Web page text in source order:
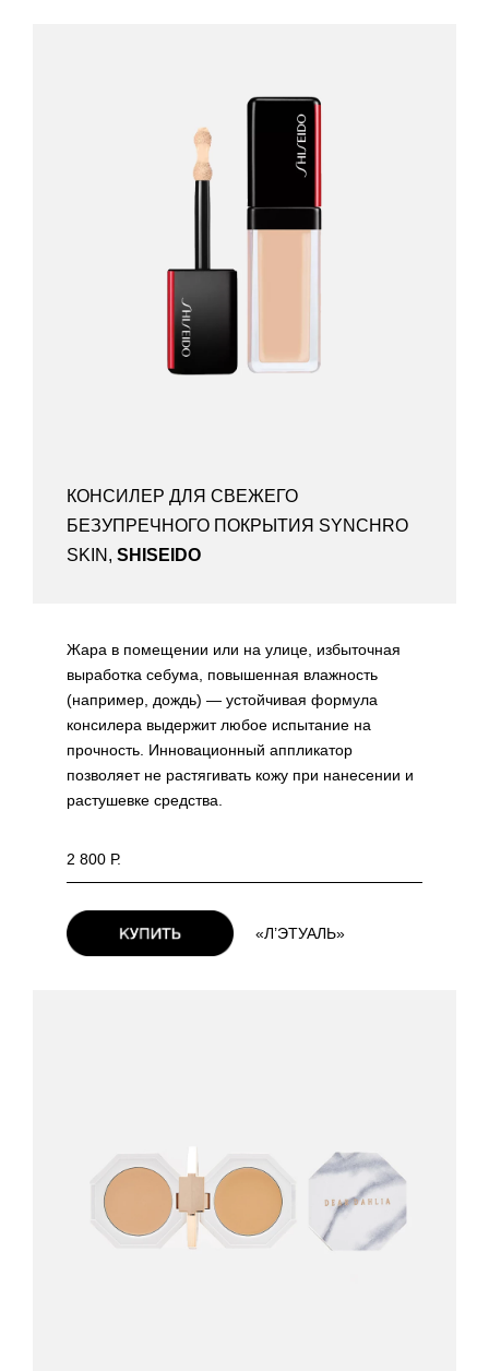
КОНСИЛЕР ДЛЯ СВЕЖЕГО
БЕЗУПРЕЧНОГО ПОКРЫТИЯ SYNCHRO
SKIN, SHISEIDO
Жара в помещении или на улице, избыточная
выработка себума, повышенная влажность
(например, дождь) — устойчивая формула
консилера выдержит любое испытание на
прочность. Инновационный аппликатор
позволяет не растягивать кожу при нанесении и
растушевке средства.
2 800 Р.
«Л’ЭТУАЛЬ»